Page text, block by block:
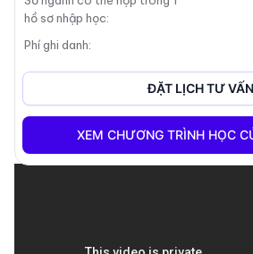
hồ sơ nhập học:
Phí ghi danh:
ĐẶT LỊCH TƯ VẤN
XEM CHƯƠNG TRÌNH HỌC